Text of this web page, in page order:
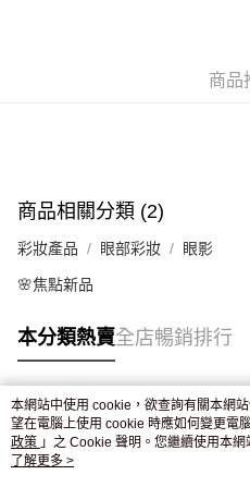
商品
商品相關分類 (2)
彩妝產品 眼部彩妝 眼影
🌸焦點新品
本分類熱賣全店暢銷排行
熱門標籤
熱銷排行
本網站中使用 cookie，欲查詢有關本網
望在電腦上使用 cookie 時應如何變更電
政策 」之 Cookie 聲明。您繼續使用本
條款之 Cookie 聲明使用 cookie。
了解更多 >